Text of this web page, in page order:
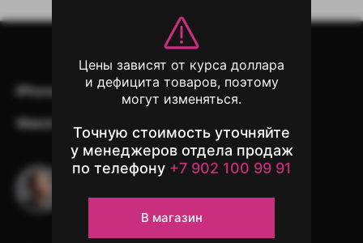
iPhone iPad Mac
AirPods
Watch
Другая техника
Остались вопросы?
Напишите в чат поддержки
Цены зависят от курса доллара
и дефицита товаров, поэтому
могут изменяться.
Точную стоимость уточняйте
у менеджеров отдела продаж
по телефону +7 902 100 99 91
В магазин